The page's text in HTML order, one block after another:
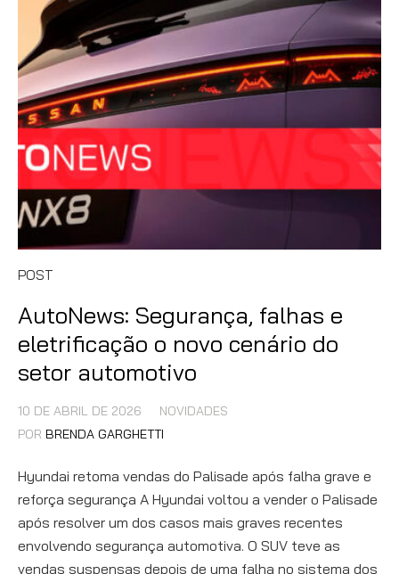
POST
AutoNews: Segurança, falhas e
eletrificação o novo cenário do
setor automotivo
10 DE ABRIL DE 2026
NOVIDADES
POR BRENDA GARGHETTI
Hyundai retoma vendas do Palisade após falha grave e
reforça segurança A Hyundai voltou a vender o Palisade
após resolver um dos casos mais graves recentes
envolvendo segurança automotiva. O SUV teve as
vendas suspensas depois de uma falha no sistema dos